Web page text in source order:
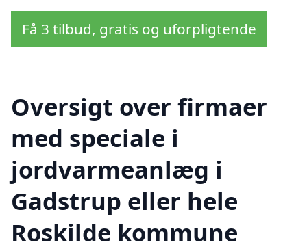
Få 3 tilbud, gratis og uforpligtende
Oversigt over firmaer
med speciale i
jordvarmeanlæg i
Gadstrup eller hele
Roskilde kommune